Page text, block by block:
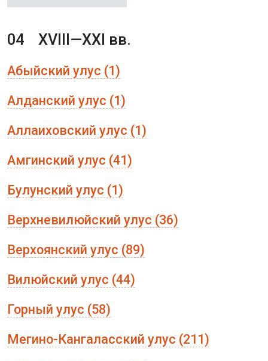
04 XVIII—XXI вв.
Абыйский улус (1)
Алданский улус (1)
Аллаиховский улус (1)
Амгинский улус (41)
Булунский улус (1)
Верхневилюйский улус (36)
Верхоянский улус (89)
Вилюйский улус (44)
Горный улус (58)
Мегино-Кангаласский улус (211)